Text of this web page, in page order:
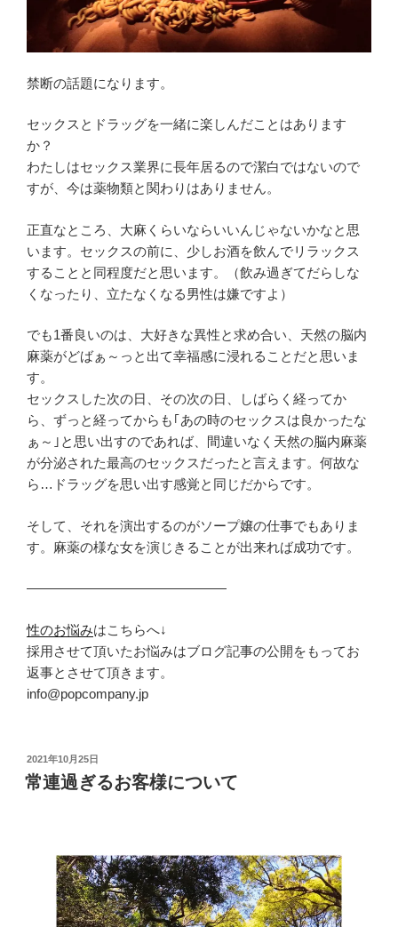
禁断の話題になります。
セックスとドラッグを一緒に楽しんだことはあります
か？
わたしはセックス業界に長年居るので潔白ではないので
すが、今は薬物類と関わりはありません。
正直なところ、大麻くらいならいいんじゃないかなと思
います。セックスの前に、少しお酒を飲んでリラックス
することと同程度だと思います。（飲み過ぎてだらしな
くなったり、立たなくなる男性は嫌ですよ）
でも1番良いのは、大好きな異性と求め合い、天然の脳内
麻薬がどばぁ～っと出て幸福感に浸れることだと思いま
す。
セックスした次の日、その次の日、しばらく経ってか
ら、ずっと経ってからも｢あの時のセックスは良かったな
ぁ～｣と思い出すのであれば、間違いなく天然の脳内麻薬
が分泌された最高のセックスだったと言えます。何故な
ら…ドラッグを思い出す感覚と同じだからです。
そして、それを演出するのがソープ嬢の仕事でもありま
す。麻薬の様な女を演じきることが出来れば成功です。
———————————————
性のお悩みはこちらへ↓
採用させて頂いたお悩みはブログ記事の公開をもってお
返事とさせて頂きます。
info@popcompany.jp
投
稿
日:
2021年10月25日
常連過ぎるお客様について